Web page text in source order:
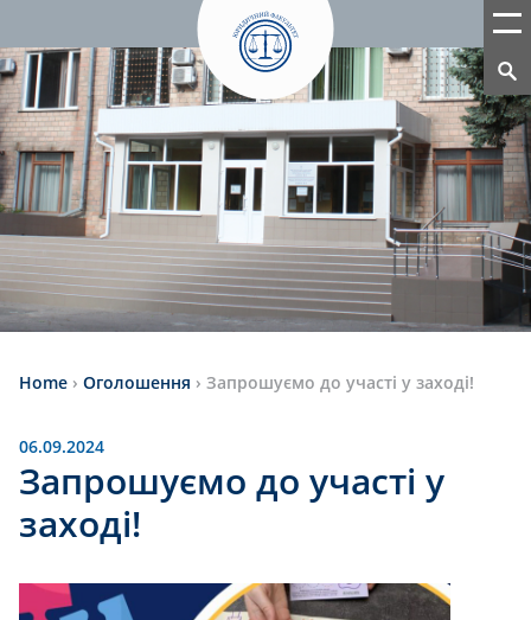
Home › Оголошення › Запрошуємо до участі у заході!
06.09.2024
Запрошуємо до участі у
заході!